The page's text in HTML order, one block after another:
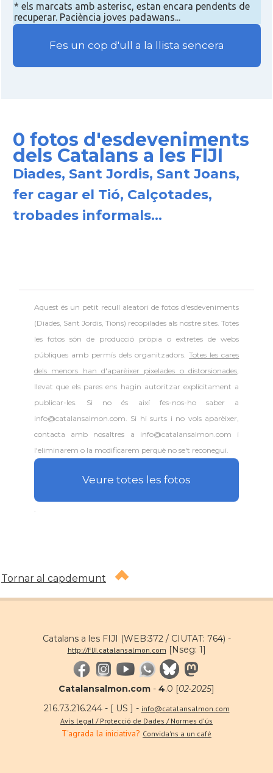
* els marcats amb asterisc, estan encara pendents de
recuperar. Paciència joves padawans...
Fes un cop d'ull a la llista sencera
0 fotos d'esdeveniments
dels Catalans a les FIJI
Diades, Sant Jordis, Sant Joans,
fer cagar el Tió, Calçotades,
trobades informals...
Aquest és un petit recull aleatori defotos d'esdeveniments
(Diades, Sant Jordis, Tions) recopilades als nostre sites. Totes
les fotos són de producció pròpia o extretes de webs
públiques amb permís dels organitzadors.Totes les cares
dels menors han d'aparèixer pixelades o distorsionades,
llevat que els pares ens hagin autoritzar explícitament a
publicar-les. Si no és així fes-nos-ho saber a
info@catalansalmon.com. Si hi surts i no vols aparèixer,
contacta amb nosaltres a info@catalansalmon.com i
l'eliminarem o la modificarem perquè no se't reconegui.
Veure totes les fotos
Tornar al capdemunt
Catalans a les FIJI (WEB:372 / CIUTAT: 764) -
http://FIJI.catalansalmon.com [Nseg: 1]
Catalansalmon.com - 4.0 [02·2025]
216.73.216.244 - [ US ] - info@catalansalmon.com
Avís legal / Protecció de Dades / Normes d'ús
T'agrada la iniciativa? Convida'ns a un café